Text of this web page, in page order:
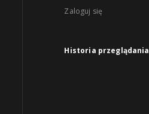
Zaloguj się
Historia przeglądania